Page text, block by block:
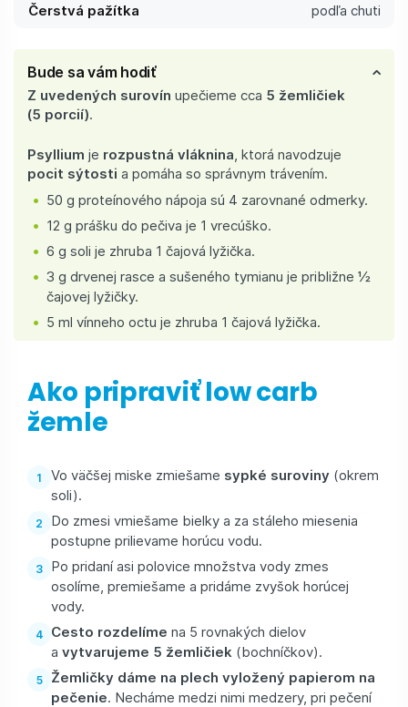
Čerstvá pažítka podľa chuti
Bude sa vám hodiť
Z uvedených surovín upečieme cca 5 žemličiek
(5 porcií).
Psyllium je rozpustná vláknina , ktorá navodzuje
pocit sýtosti a pomáha so správnym trávením.
50 g proteínového nápoja sú 4 zarovnané odmerky.
12 g prášku do pečiva je 1 vrecúško.
6 g soli je zhruba 1 čajová lyžička.
3 g drvenej rasce a sušeného tymianu je približne ½
čajovej lyžičky.
5 ml vínneho octu je zhruba 1 čajová lyžička.
Ako pripraviť low carb
žemle
Vo väčšej miske zmiešame sypké suroviny (okrem
soli).
Do zmesi vmiešame bielky a za stáleho miesenia
postupne prilievame horúcu vodu.
Po pridaní asi polovice množstva vody zmes
osolíme, premiešame a pridáme zvyšok horúcej
vody.
Cesto rozdelíme na 5 rovnakých dielov
a vytvarujeme 5 žemličiek (bochníčkov).
Žemličky dáme na plech vyložený papierom na
pečenie. Necháme medzi nimi medzery, pri pečení